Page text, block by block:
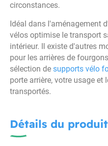
circonstances.
Idéal dans l'aménagement
vélos optimise le transport
intérieur. Il existe d'autres
pour les arrières de
sélection de supports vélo
porte arrière, votre usage et
transportés.
Détails du produit